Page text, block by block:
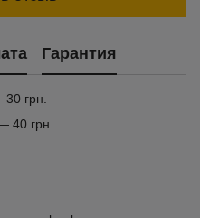
Гарантия
грн.
40 грн.